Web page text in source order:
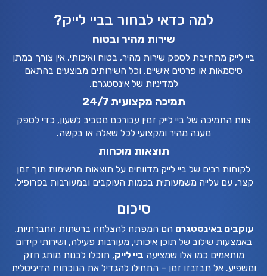
למה כדאי לבחור בביי לייק?
שירות מהיר ובטוח
ביי לייק מתחייבת לספק שירות מהיר, בטוח ואיכותי. אין צורך במתן
סיסמאות או פרטים אישיים, וכל השירותים מבוצעים בהתאם
למדיניות של אינסטגרם.
תמיכה מקצועית 24/7
צוות התמיכה של ביי לייק זמין עבורכם מסביב לשעון, כדי לספק
מענה מהיר ומקצועי לכל שאלה או בקשה.
תוצאות מוכחות
לקוחות רבים של ביי לייק מדווחים על תוצאות מרשימות תוך זמן
קצר, עם עלייה משמעותית בכמות העוקבים ובמעורבות בפרופיל.
סיכום
עוקבים באינסטגרם הם המפתח להצלחה ברשתות החברתיות.
באמצעות שילוב של תוכן איכותי, מעורבות פעילה, ושירותי קידום
מותאמים כמו אלו שמציעה ביי לייק, תוכלו לבנות מותג חזק
ומשפיע. אל תבזבזו זמן – התחילו להגדיל את הנוכחות הדיגיטלית